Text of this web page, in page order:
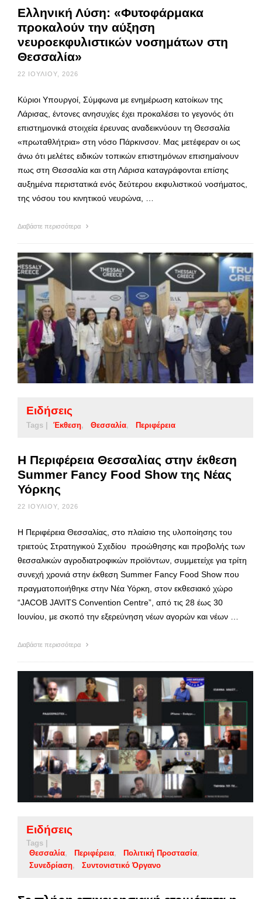
Ελληνική Λύση: «Φυτοφάρμακα
προκαλούν την αύξηση
νευροεκφυλιστικών νοσημάτων στη
Θεσσαλία»
22 ΙΟΥΛΊΟΥ, 2026
Κύριοι Υπουργοί, Σύμφωνα με ενημέρωση κατοίκων της
Λάρισας, έντονες ανησυχίες έχει προκαλέσει το γεγονός ότι
επιστημονικά στοιχεία έρευνας αναδεικνύουν τη Θεσσαλία
«πρωταθλήτρια» στη νόσο Πάρκινσον. Μας μετέφεραν οι ως
άνω ότι μελέτες ειδικών τοπικών επιστημόνων επισημαίνουν
πως στη Θεσσαλία και στη Λάρισα καταγράφονται επίσης
αυξημένα περιστατικά ενός δεύτερου εκφυλιστικού νοσήματος,
της νόσου του κινητικού νευρώνα, …
Διαβάστε περισσότερα
Ειδήσεις
Tags | Έκθεση Θεσσαλία Περιφέρεια
Η Περιφέρεια Θεσσαλίας στην έκθεση
Summer Fancy Food Show της Νέας
Υόρκης
22 ΙΟΥΛΊΟΥ, 2026
Η Περιφέρεια Θεσσαλίας, στο πλαίσιο της υλοποίησης του
τριετούς Στρατηγικού Σχεδίου προώθησης και προβολής των
θεσσαλικών αγροδιατροφικών προϊόντων, συμμετείχε για τρίτη
συνεχή χρονιά στην έκθεση Summer Fancy Food Show που
πραγματοποιήθηκε στην Νέα Υόρκη, στον εκθεσιακό χώρο
“JACOB JAVITS Convention Centre”, από τις 28 έως 30
Ιουνίου, με σκοπό την εξερεύνηση νέων αγορών και νέων …
Διαβάστε περισσότερα
Ειδήσεις
Tags |
Θεσσαλία
Περιφέρεια
Πολιτική Προστασία
Συνεδρίαση
Συντονιστικό Όργανο